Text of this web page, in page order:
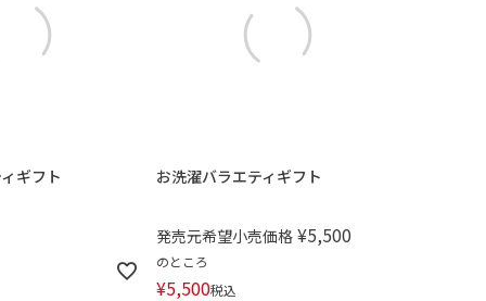
ギフト お洗濯バラエティギフト
発売元希望小売価格 ¥5,500
のところ
¥5,500税込